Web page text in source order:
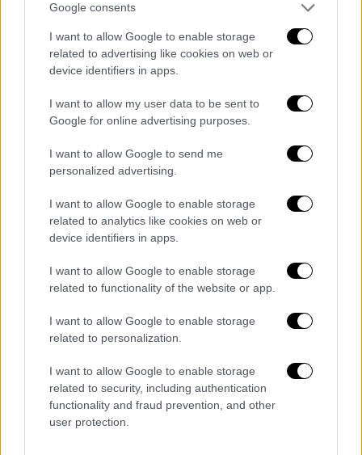
Google consents
I want to allow Google to enable storage
related to advertising like cookies on web or
device identifiers in apps.
I want to allow my user data to be sent to
Google for online advertising purposes.
I want to allow Google to send me
personalized advertising.
I want to allow Google to enable storage
related to analytics like cookies on web or
device identifiers in apps.
I want to allow Google to enable storage
related to functionality of the website or app.
I want to allow Google to enable storage
related to personalization.
I want to allow Google to enable storage
related to security, including authentication
functionality and fraud prevention, and other
user protection.
Στηνυπόλοιπη Ανατολική Στερεά
σημαντικότερες χιονοστρώσεις αναμένονται
σε τμήματα της Βοιωτίας όπου
αναμένονταιέως και 20 - 30 εκατοστά
χιονιούσε πεδινά τμήματα, ενώ και στα
ανατολικότερα τμήματα της Φθιώτιδας
αναμένονται 10 - 20 εκατοστά χιονιού. Τα
σημαντικότερα ύψη χιονιού αναμένονται
Προειδοποίηση Μαρουσάκη για
έντονα φαινόμενα
Νέα προειδοποίηση για την κακοκαιρία και
πυκνή χιονόπτωσηπου πλήττει μεγάλο
μέρος της χώρας έκανε ο μετεωρολόγος του
,Κλέαρχος Μαρουσάκης
τίποτα δεν
τελείωσε», ενώ συγκεκριμένα για τηνΑττική
τονίζει ότι το κύμα κακοκαιρίας μπορεί να
θυμίσει το2002